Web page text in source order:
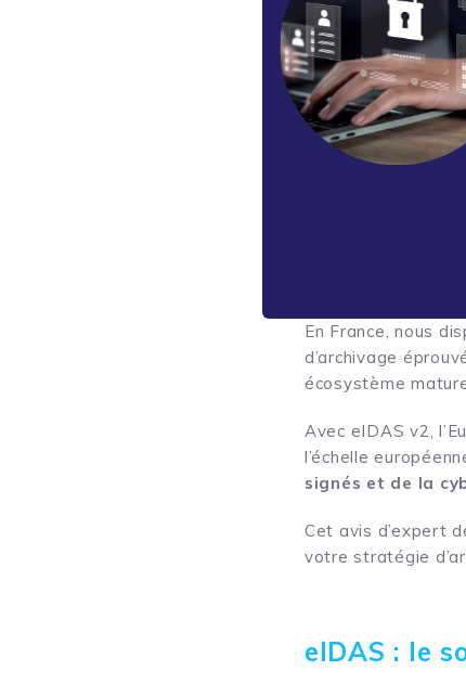
En France, nous
d’archivage
écosystème
Avec eIDAS v2,
l’échelle
signés et de la
Cet avis d’expert
votre stratégie
eIDAS : le